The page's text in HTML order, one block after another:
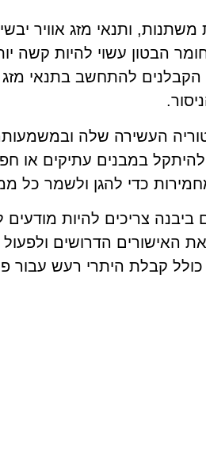
משתנות, ותנאי מזג אוויר
הבטון עשוי להיות קשה
הקבלנים להתחשב בתנאי
העשירה שלה
להיתקל במבנים עתיקים
כדי להגן ולשמר כל
ביבנה צריכים להיות
האישורים הדרושים
כולל קבלת היתרי רעש עבור